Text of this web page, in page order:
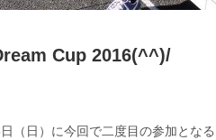
Cup 2016(^^)/
（日）に今回で二度目の参加となる